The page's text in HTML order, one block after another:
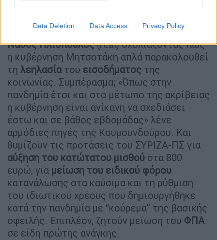
Data Deletion Data Access Privacy Policy
Την έλλειψη σχεδίου για την αντιμετώπιση
της ακρίβειας έθιξε και ο εκπρόσωπος
Τύπου του ΣΥΡΙΖΑ-Προοδευτική Συμμαχία
Νάσος Ηλιόπουλος(real) σχολιάζοντας πως
η κυβέρνηση Μητσοτάκη απλά παρακολουθεί
τη λεηλασίατου εισοδήματος της
κοινωνίας. Συμπέρασμα; «Όπως στην
πανδημία έτσι και στο μέτωπο της ακρίβειας
η κυβέρνηση είναι ανίκανη να σχεδιάσει
έστω και σε βάθος εβδομάδας» λένε
αρμόδιες πηγές της Κουμουνδούρου. Και
θυμίζουν τις προτάσεις του ΣΥΡΙΖΑ-ΠΣ για
αύξηση του κατώτατου μισθού στα 800
ευρώ, για μείωση του ειδικού φόρου
κατανάλωσης στα καύσιμα και τη ρύθμιση
του ιδιωτικού χρέους που δημιουργήθηκε
κατά την πανδημία με “κούρεμα” της βασικής
οφειλής. Επιπλέον, ζητούν μείωση του ΦΠΑ
σε είδη πρώτης ανάγκης.